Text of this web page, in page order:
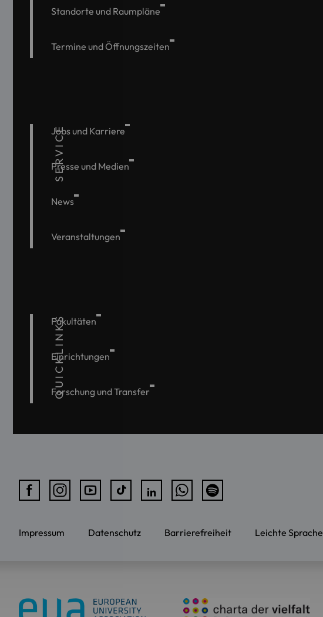
Standorte und Raumpläne
Termine und Öffnungszeiten
SERVICE
Jobs und Karriere
Presse und Medien
News
Veranstaltungen
QUICKLINKS
Fakultäten
Einrichtungen
Forschung und Transfer
Impressum Datenschutz Barrierefreiheit Leichte Sprache